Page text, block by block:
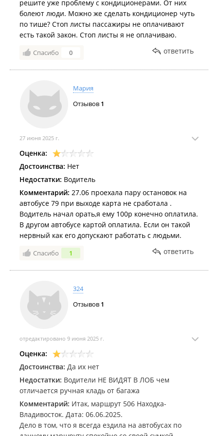
решите уже проблему с кондиционерами. От них
болеют люди. Можно же сделать кондиционер чуть
по тише? Стоп листы пассажиры не оплачивают
есть такой закон. Стоп листы я не оплачиваю.
Спасибо 0 ответить
Мария
Отзывов 1
27 июня 2025 г.
Оценка:
Достоинства: Нет
Недостатки: Водитель
Комментарий: 27.06 проехала пару остановок на
автобусе 79 при выходе карта не сработала .
Водитель начал орать,я ему 100р конечно оплатила.
В другом автобусе картой оплатила. Если он такой
нервный как его допускают работать с людьми.
Спасибо 1 ответить
324
Отзывов 1
отредактировано 9 июня 2025 г.
Оценка:
Достоинства: Да их нет
Недостатки: Водители НЕ ВИДЯТ В ЛОБ чем
отличается ручная кладь от багажа
Комментарий: Итак, маршрут 506 Находка-
Владивосток. Дата: 06.06.2025.
Дело в том, что я всегда ездила на автобусах по